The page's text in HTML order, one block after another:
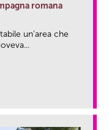
romana
un’area che